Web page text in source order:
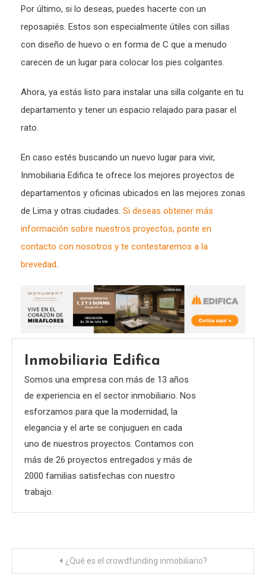
Por último, si lo deseas, puedes hacerte con un
reposapiés. Estos son especialmente útiles con sillas
con diseño de huevo o en forma de C que a menudo
carecen de un lugar para colocar los pies colgantes.
Ahora, ya estás listo para instalar una silla colgante en tu
departamento y tener un espacio relajado para pasar el
rato.
En caso estés buscando un nuevo lugar para vivir,
Inmobiliaria Edifica te ofrece los mejores proyectos de
departamentos y oficinas ubicados en las mejores zonas
de Lima y otras ciudades. Si deseas obtener más
información sobre nuestros proyectos, ponte en
contacto con nosotros y te contestaremos a la
brevedad.
Inmobiliaria Edifica
Somos una empresa con más de 13 años
de experiencia en el sector inmobiliario. Nos
esforzamos para que la modernidad, la
elegancia y el arte se conjuguen en cada
uno de nuestros proyectos. Contamos con
más de 26 proyectos entregados y más de
2000 familias satisfechas con nuestro
trabajo.
Navegación¿Qué es el crowdfunding inmobiliario?